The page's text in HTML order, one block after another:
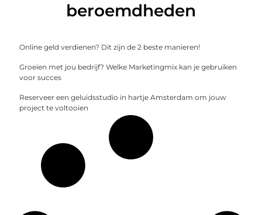
beroemdheden
Online geld verdienen? Dit zijn de 2 beste manieren!
Groeien met jou bedrijf? Welke Marketingmix kan je gebruiken
voor succes
Reserveer een geluidsstudio in hartje Amsterdam om jouw
project te voltooien